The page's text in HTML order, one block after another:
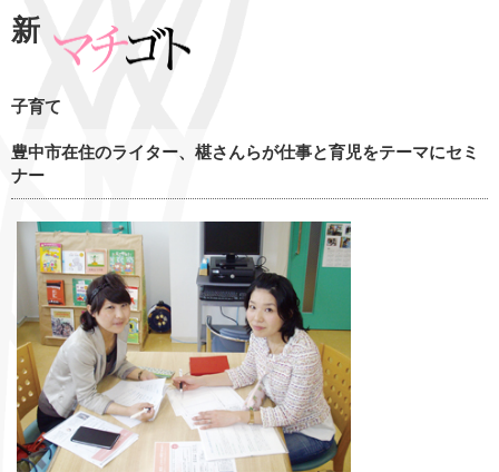
新
子育て
豊中市在住のライター、椹さんらが仕事と育児をテーマにセミ
ナー